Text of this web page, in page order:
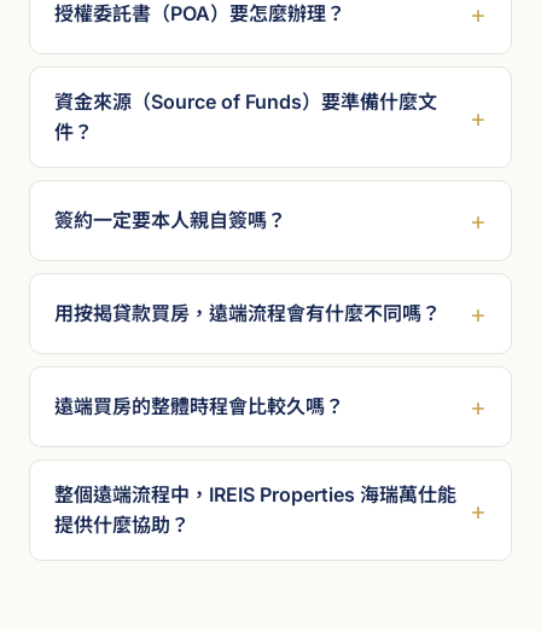
授權委託書（POA）要怎麼辦理？
資金來源（Source of Funds）要準備什麼文
件？
簽約一定要本人親自簽嗎？
用按揭貸款買房，遠端流程會有什麼不同嗎？
遠端買房的整體時程會比較久嗎？
整個遠端流程中，IREIS Properties 海瑞萬仕能
提供什麼協助？